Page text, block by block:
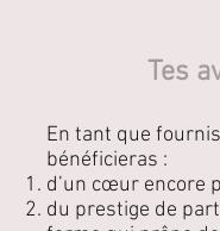
Tes
En tant que
bénéficieras :
d’un cœur encore
du prestige de